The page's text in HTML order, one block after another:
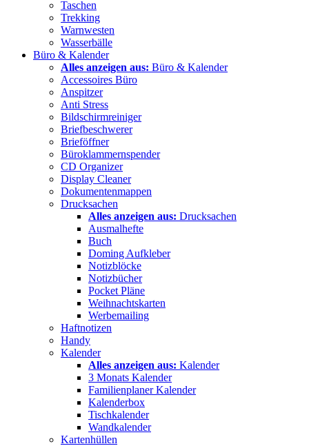
Taschen
Trekking
Warnwesten
Wasserbälle
Büro & Kalender
Alles anzeigen aus: Büro & Kalender
Accessoires Büro
Anspitzer
Anti Stress
Bildschirmreiniger
Briefbeschwerer
Brieföffner
Büroklammernspender
CD Organizer
Display Cleaner
Dokumentenmappen
Drucksachen
Alles anzeigen aus: Drucksachen
Ausmalhefte
Buch
Doming Aufkleber
Notizblöcke
Notizbücher
Pocket Pläne
Weihnachtskarten
Werbemailing
Haftnotizen
Handy
Kalender
Alles anzeigen aus: Kalender
3 Monats Kalender
Familienplaner Kalender
Kalenderbox
Tischkalender
Wandkalender
Kartenhüllen